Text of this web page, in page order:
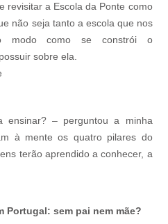
revisitar a Escola da Ponte como
não seja tanto a escola que nos
modo como se constrói o
sobre ela.
– perguntou a minha
à mente os quatro pilares do
terão aprendido a conhecer, a
Portugal: sem pai nem mãe?